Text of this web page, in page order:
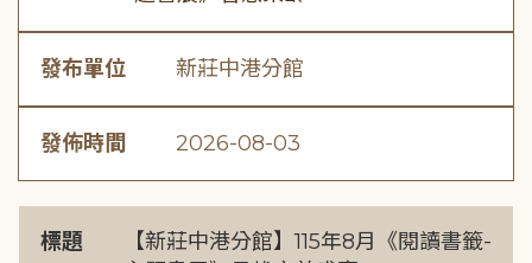
發布單位 新莊中港分館
發佈時間 2026-08-03
標題
【新莊中港分館】115年8月《閱讀書籤-